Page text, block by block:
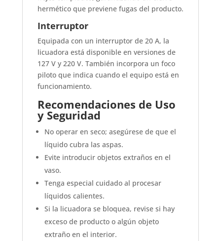
hermético que previene fugas del producto.
Interruptor
Equipada con un interruptor de 20 A, la
licuadora está disponible en versiones de
127 V y 220 V. También incorpora un foco
piloto que indica cuando el equipo está en
funcionamiento.
Recomendaciones de Uso
y Seguridad
No operar en seco; asegúrese de que el
líquido cubra las aspas.
Evite introducir objetos extraños en el
vaso.
Tenga especial cuidado al procesar
líquidos calientes.
Si la licuadora se bloquea, revise si hay
exceso de producto o algún objeto
extraño en el interior.